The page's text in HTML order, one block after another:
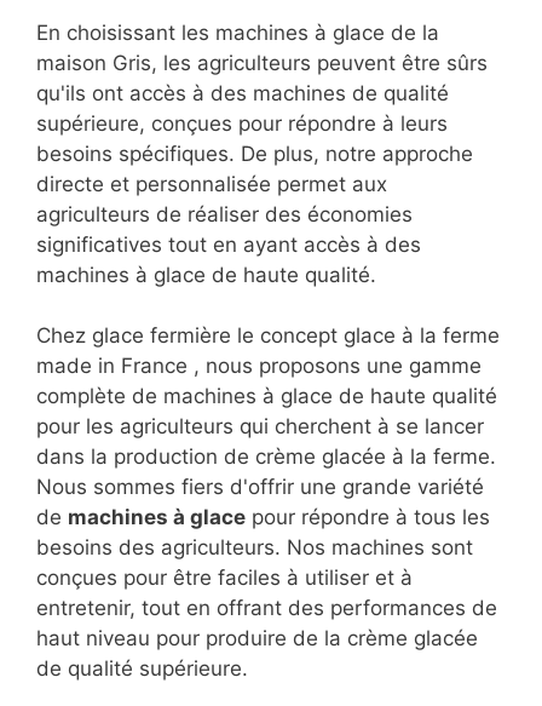
En choisissant les machines à glace de la
maison Gris, les agriculteurs peuvent être sûrs
qu'ils ont accès à des machines de qualité
supérieure, conçues pour répondre à leurs
besoins spécifiques. De plus, notre approche
directe et personnalisée permet aux
agriculteurs de réaliser des économies
significatives tout en ayant accès à des
machines à glace de haute qualité.
Chez glace fermière le concept glace à la ferme
made in France , nous proposons une gamme
complète de machines à glace de haute qualité
pour les agriculteurs qui cherchent à se lancer
dans la production de crème glacée à la ferme.
Nous sommes fiers d'offrir une grande variété
de machines à glace pour répondre à tous les
besoins des agriculteurs. Nos machines sont
conçues pour être faciles à utiliser et à
entretenir, tout en offrant des performances de
haut niveau pour produire de la crème glacée
de qualité supérieure.